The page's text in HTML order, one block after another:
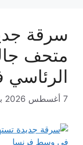
سرقة
متحف
7 أغسطس 2026